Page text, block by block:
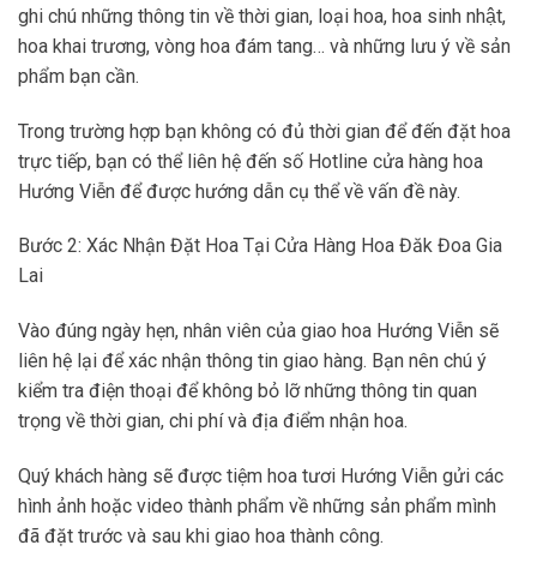
ghi chú những thông tin về thời gian, loại hoa, hoa sinh nhật,
hoa khai trương, vòng hoa đám tang… và những lưu ý về sản
phẩm bạn cần.
Trong trường hợp bạn không có đủ thời gian để đến đặt hoa
trực tiếp, bạn có thể liên hệ đến số Hotline cửa hàng hoa
Hướng Viễn để được hướng dẫn cụ thể về vấn đề này.
Bước 2: Xác Nhận Đặt Hoa Tại Cửa Hàng Hoa Đăk Đoa Gia
Lai
Vào đúng ngày hẹn, nhân viên của giao hoa Hướng Viễn sẽ
liên hệ lại để xác nhận thông tin giao hàng. Bạn nên chú ý
kiểm tra điện thoại để không bỏ lỡ những thông tin quan
trọng về thời gian, chi phí và địa điểm nhận hoa.
Quý khách hàng sẽ được tiệm hoa tươi Hướng Viễn gửi các
hình ảnh hoặc video thành phẩm về những sản phẩm mình
đã đặt trước và sau khi giao hoa thành công.